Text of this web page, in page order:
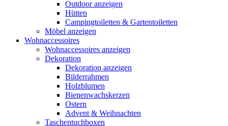
Outdoor anzeigen
Hütten
Campingtoiletten & Gartentoiletten
Möbel anzeigen
Wohnaccessoires
Wohnaccessoires anzeigen
Dekoration
Dekoration anzeigen
Bilderrahmen
Holzblumen
Bienenwachskerzen
Ostern
Advent & Weihnachten
Taschentuchboxen